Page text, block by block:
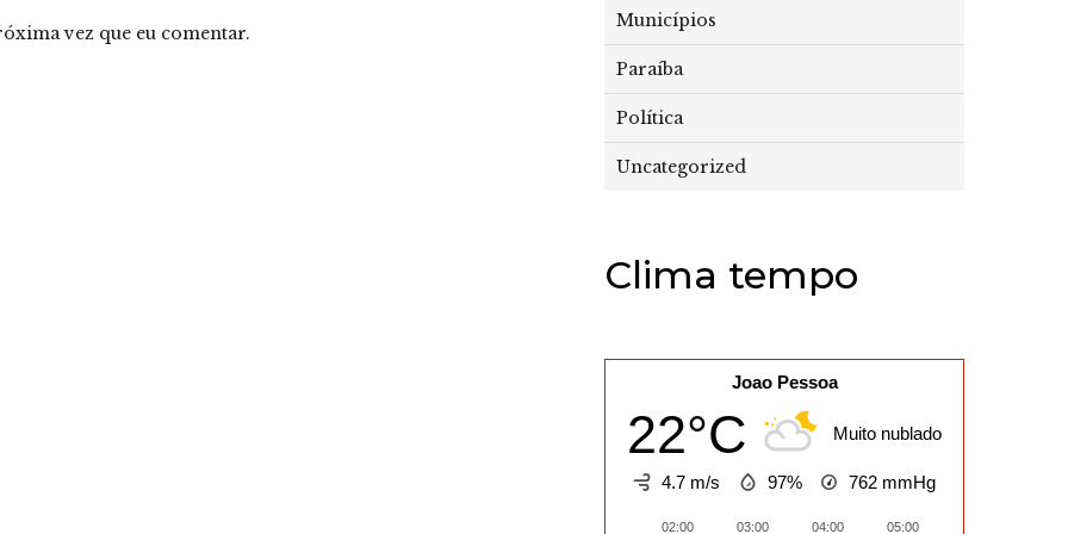
vez que eu comentar.
Municípios
Paraíba
Política
Uncategorized
Clima tempo
Joao Pessoa
22°C Muito nublado
4.7 m/s 97% 762 mmHg
02:00 03:00 04:00 05:00